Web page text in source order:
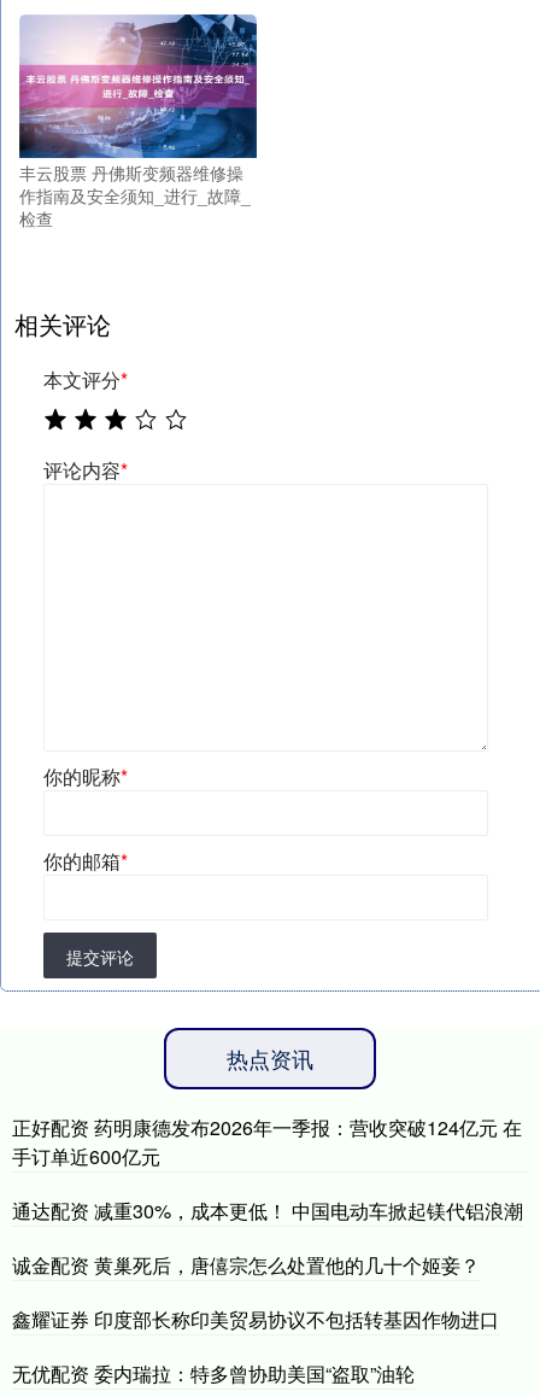
丰云股票 丹佛斯变频器维修操
作指南及安全须知_进行_故障_
检查
相关评论
本文评分*
评论内容*
你的昵称*
你的邮箱*
提交评论
热点资讯
正好配资 药明康德发布2026年一季报：营收突破124亿元 在
手订单近600亿元
通达配资 减重30%，成本更低！ 中国电动车掀起镁代铝浪潮
诚金配资 黄巢死后，唐僖宗怎么处置他的几十个姬妾？
鑫耀证券 印度部长称印美贸易协议不包括转基因作物进口
无优配资 委内瑞拉：特多曾协助美国“盗取”油轮